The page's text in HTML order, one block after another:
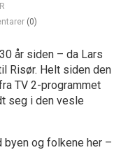
(0)
år siden – da Lars
Risør. Helt siden den
TV 2-programmet
seg i den vesle
byen og folkene her –